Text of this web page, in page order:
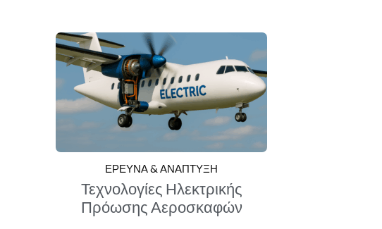
ΕΡΕΥΝΑ & ΑΝΑΠΤΥΞΗ
Τεχνολογίες Ηλεκτρικής
Πρόωσης Αεροσκαφών